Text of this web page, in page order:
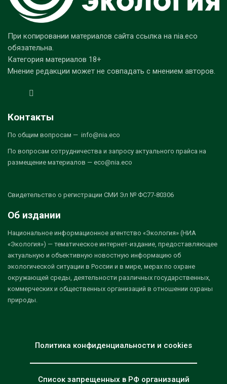
При копировании материалов сайта ссылка на nia.eco
обязательна.
Категория материалов 18+
Мнение редакции может не совпадать с мнением авторов.
Контакты
По общим вопросам — info@nia.eco
По вопросам сотрудничества и запросу актуального прайса на
размещение материалов — eco@nia.eco
Свидетельство о регистрации СМИ Эл № ФС77-80306
Об издании
Национальное информационное агентство «Экология» (НИА
«Экология») — тематическое интернет-издание, предоставляющее
актуальную и объективную новостную информацию об
экологической ситуации в России и в мире, мерах по охране
окружающей среды, деятельности различных государственных,
коммерческих и общественных организаций в отношении охраны
природы.
Политика конфиденциальности и cookies
Список запрещенных в РФ организаций